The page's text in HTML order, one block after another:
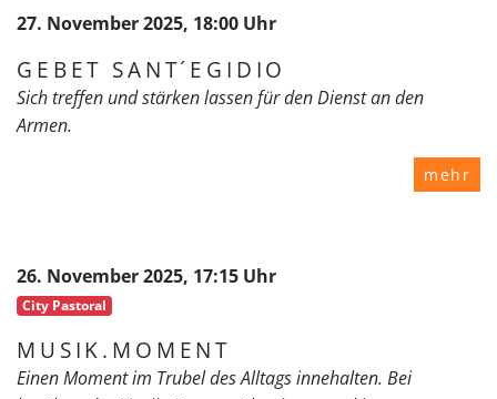
27. November 2025, 18:00 Uhr
GEBET SANT´EGIDIO
Sich treffen und stärken lassen für den Dienst an den
Armen.
mehr
26. November 2025, 17:15 Uhr
City Pastoral
MUSIK.MOMENT
Einen Moment im Trubel des Alltags innehalten. Bei